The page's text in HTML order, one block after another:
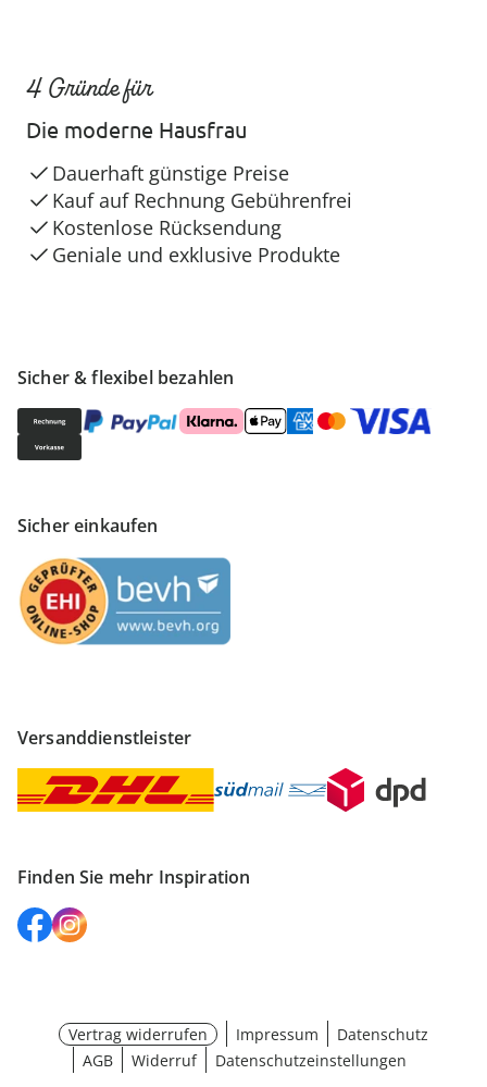
Sicher & flexibel bezahlen
Sicher einkaufen
Versanddienstleister
Finden Sie mehr Inspiration
4 Gründe für
Die moderne Hausfrau
Dauerhaft günstige Preise
Kauf auf Rechnung Gebührenfrei
Kostenlose Rücksendung
Geniale und exklusive Produkte
Vertrag widerrufen Impressum
Datenschutz
AGB
Widerruf Datenschutzeinstellungen